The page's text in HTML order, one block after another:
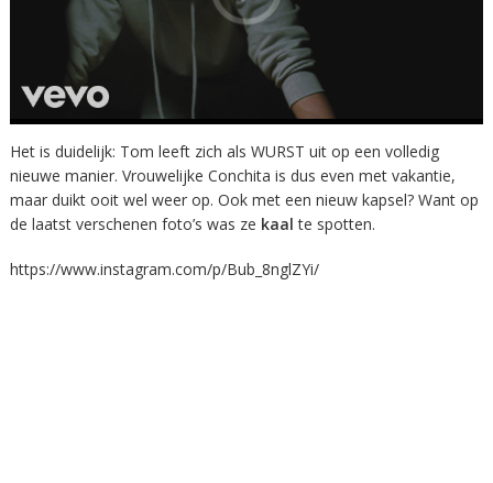
Het is duidelijk: Tom leeft zich als WURST uit op een volledig
nieuwe manier. Vrouwelijke Conchita is dus even met vakantie,
maar duikt ooit wel weer op. Ook met een nieuw kapsel? Want op
de laatst verschenen foto’s was ze kaal te spotten.
https://www.instagram.com/p/Bub_8nglZYi/